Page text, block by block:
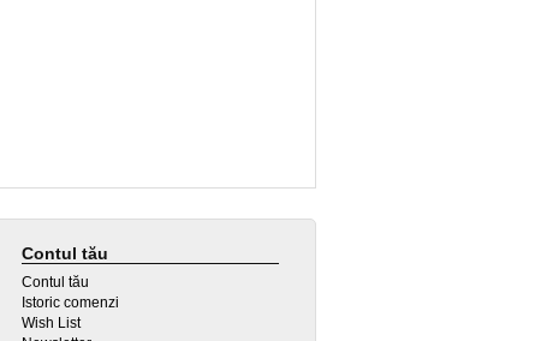
Contul tău
Contul tău
Istoric comenzi
Wish List